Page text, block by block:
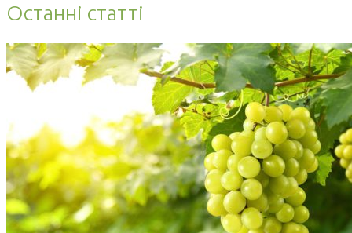
Останні статті